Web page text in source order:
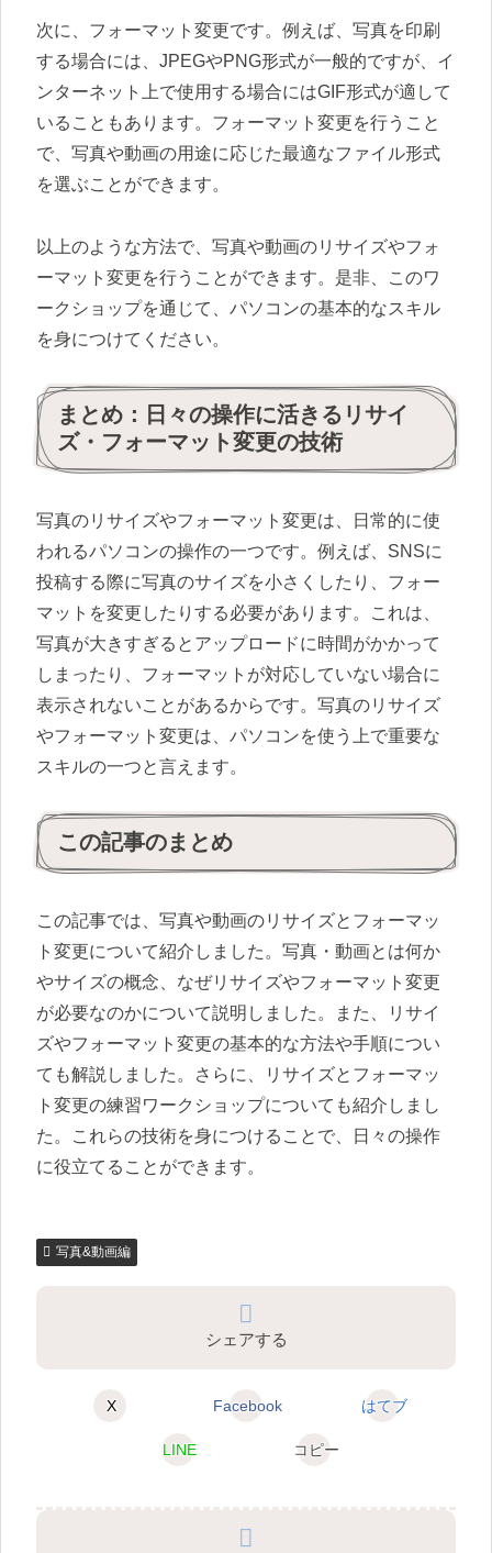
次に、フォーマット変更です。例えば、写真を印刷
する場合には、JPEGやPNG形式が一般的ですが、イ
ンターネット上で使用する場合にはGIF形式が適して
いることもあります。フォーマット変更を行うこと
で、写真や動画の用途に応じた最適なファイル形式
を選ぶことができます。
以上のような方法で、写真や動画のリサイズやフォ
ーマット変更を行うことができます。是非、このワ
ークショップを通じて、パソコンの基本的なスキル
を身につけてください。
まとめ：日々の操作に活きるリサイ
ズ・フォーマット変更の技術
写真のリサイズやフォーマット変更は、日常的に使
われるパソコンの操作の一つです。例えば、SNSに
投稿する際に写真のサイズを小さくしたり、フォー
マットを変更したりする必要があります。これは、
写真が大きすぎるとアップロードに時間がかかって
しまったり、フォーマットが対応していない場合に
表示されないことがあるからです。写真のリサイズ
やフォーマット変更は、パソコンを使う上で重要な
スキルの一つと言えます。
この記事のまとめ
この記事では、写真や動画のリサイズとフォーマッ
ト変更について紹介しました。写真・動画とは何か
やサイズの概念、なぜリサイズやフォーマット変更
が必要なのかについて説明しました。また、リサイ
ズやフォーマット変更の基本的な方法や手順につい
ても解説しました。さらに、リサイズとフォーマッ
ト変更の練習ワークショップについても紹介しまし
た。これらの技術を身につけることで、日々の操作
に役立てることができます。
写真&動画編
シェアする
X Facebook はてブ
LINE コピー